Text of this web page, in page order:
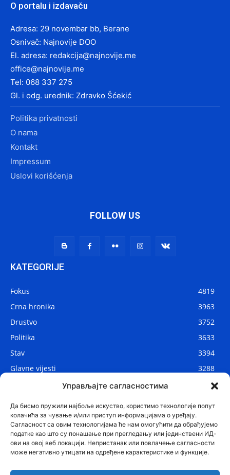
Управљајте сагласностима
Да бисмо пружили најбоље искуство, користимо технологије попут
колачића за чување и/или приступ информацијама о уређају.
Сагласност са овим технологијама ће нам омогућити да обрађујемо
податке као што су понашање при прегледању или јединствени ИД-
ови на овој веб локацији. Непристанак или повлачење сагласности
може негативно утицати на одређене карактеристике и функције.
O portalu i izdavaču
Adresa: 29 novembar bb, Berane
Osnivač: Najnovije DOO
El. adresa: redakcija@najnovije.me
office@najnovije.me
Tel: 068 337 275
Gl. i odg. urednik: Zdravko Šćekić
Politika privatnosti
O nama
Kontakt
Impressum
Uslovi korišćenja
FOLLOW US
KATEGORIJE
Fokus
4819
Crna hronika
3963
Drustvo
3752
Politika
3633
Stav
3394
Glavne vijesti
3288
2912